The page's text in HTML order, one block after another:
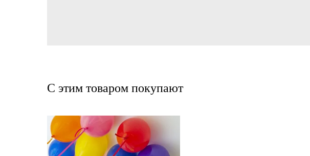
С этим товаром покупают